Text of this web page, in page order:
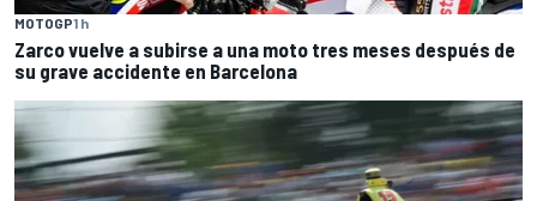
MOTOGP1 h
Zarco vuelve a subirse a una moto tres meses después de
su grave accidente en Barcelona